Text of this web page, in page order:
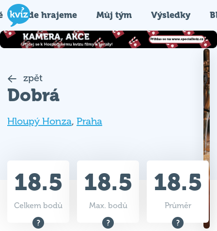
Kde hrajeme Můj tým Výsledky
zpět
Dobrá
Hloupý Honza, Praha
18.5
Celkem bodů
18.5
Max. bodů
18.5
Průměr